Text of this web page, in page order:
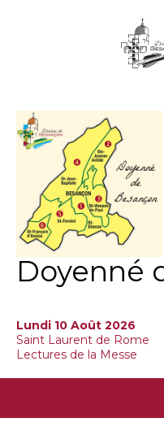
Doyenné
Lundi 10 Août 2026
Saint Laurent de Rome
Lectures de la Messe